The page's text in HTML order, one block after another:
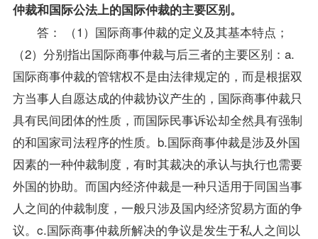
仲裁和国际公法上的国际仲裁的主要区别。
答： （1）国际商事仲裁的定义及其基本特点；
（2）分别指出国际商事仲裁与后三者的主要区别：a.
国际商事仲裁的管辖权不是由法律规定的，而是根据双
方当事人自愿达成的仲裁协议产生的，国际商事仲裁只
具有民间团体的性质，而国际民事诉讼却全然具有强制
的和国家司法程序的性质。b.国际商事仲裁是涉及外国
因素的一种仲裁制度，有时其裁决的承认与执行也需要
外国的协助。而国内经济仲裁是一种只适用于同国当事
人之间的仲裁制度，一般只涉及国内经济贸易方面的争
议。c.国际商事仲裁所解决的争议是发生于私人之间以